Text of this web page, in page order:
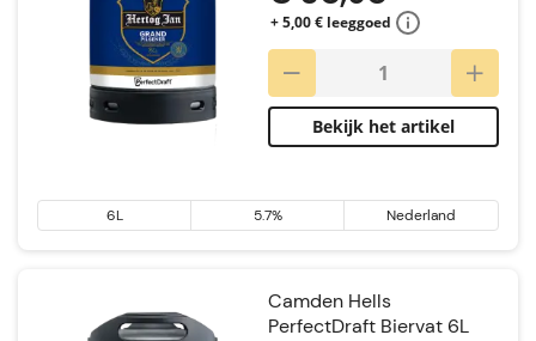
+ 5,00 € leeggoed
Bekijk het artikel
6L 5.7% Nederland
Camden Hells
PerfectDraft Biervat 6L